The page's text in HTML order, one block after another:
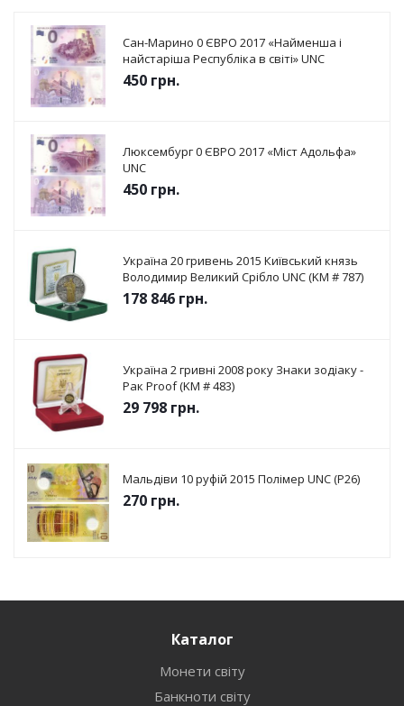
Сан-Марино 0 ЄВРО 2017 «Найменша і
найстаріша Республіка в світі» UNC
450 грн.
Люксембург 0 ЄВРО 2017 «Міст Адольфа»
UNC
450 грн.
Україна 20 гривень 2015 Київський князь
Володимир Великий Срібло UNC (KM # 787)
178 846 грн.
Україна 2 гривні 2008 року Знаки зодіаку -
Рак Proof (KM # 483)
29 798 грн.
Мальдіви 10 руфій 2015 Полімер UNC (P26)
270 грн.
Каталог
Монети світу
Банкноти світу